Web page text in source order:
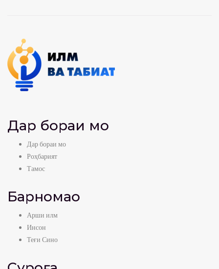
Дар бораи мо
Дар бораи мо
Роҳбарият
Тамос
Барномаҳо
Арши илм
Инсон
Теғи Сино